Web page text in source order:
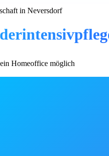
in Neversdorf
Homeoffice möglich